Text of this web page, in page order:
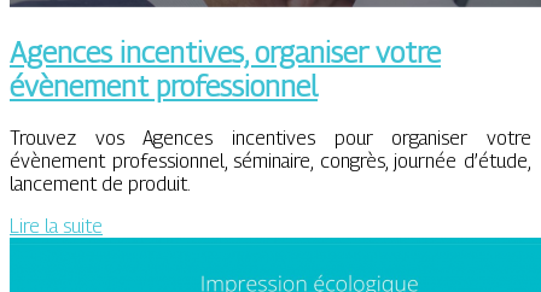
Agences incentives, organiser votre
évènement professionnel
Trouvez vos Agences incentives pour organiser votre
évènement professionnel, séminaire, congrès, journée d’étude,
lancement de produit.
Lire la suite